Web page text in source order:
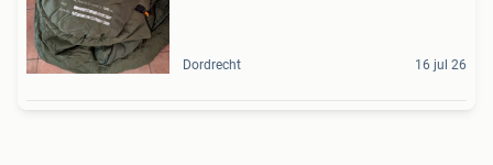
Dordrecht 16 jul 26